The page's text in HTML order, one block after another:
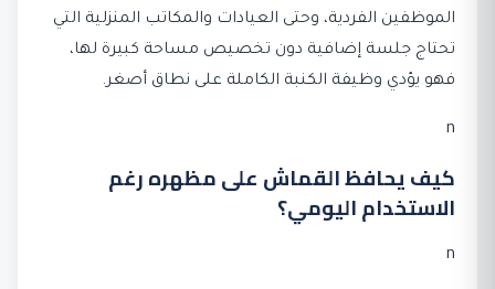
الموظفين الفردية، وحتى العيادات والمكاتب المنزلية التي
تحتاج جلسة إضافية دون تخصيص مساحة كبيرة لها،
فهو يؤدي وظيفة الكنبة الكاملة على نطاق أصغر.
n
كيف يحافظ القماش على مظهره رغم
الاستخدام اليومي؟
n